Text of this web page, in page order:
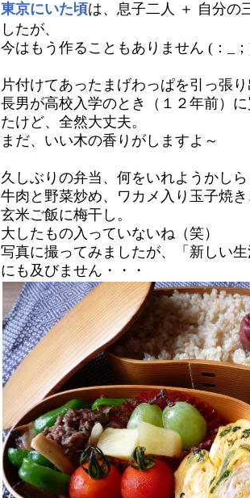
東京にいた頃は、息子二人 ＋ 自分の
したが、
今はもう作ることもありません (：_
片付けてあったまげわっぱを引っ張
長男が高校入学のとき（１２年前）
たけど、全然大丈夫。
まだ、いい木の香りがしますよ～
久しぶりの弁当、何をいれようかし
牛肉と野菜炒め、ワカメ入り玉子焼
玄米ご飯に梅干し。
大したもの入っていないね（笑）
写真に撮ってみましたが、「新しい
にも及びません・・・